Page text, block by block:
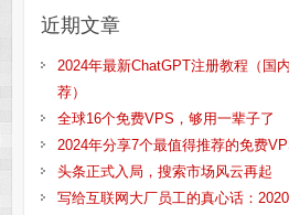
近期文章
2024年最新ChatGPT注册教程（国
荐）
全球16个免费VPS，够用一辈子了
2024年分享7个最值得推荐的免费
头条正式入局，搜索市场风云再起
写给互联网大厂员工的真心话：